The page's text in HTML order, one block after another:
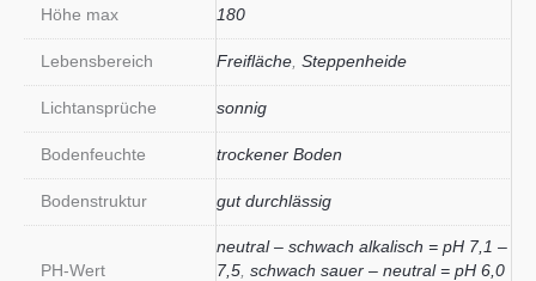
Höhe max 180
Lebensbereich Freifläche Steppenheide
Lichtansprüche sonnig
Bodenfeuchte trockener Boden
Bodenstruktur gut durchlässig
PH-Wert
neutral – schwach alkalisch = pH 7,1 –
7,5 schwach sauer – neutral = pH 6,0